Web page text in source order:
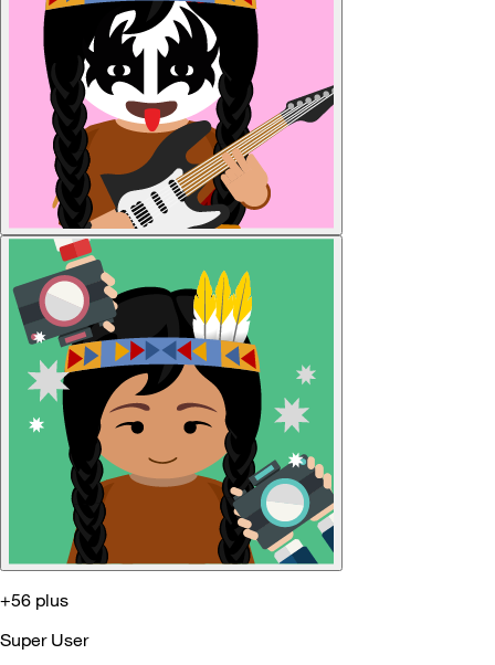
+56 plus
Super User